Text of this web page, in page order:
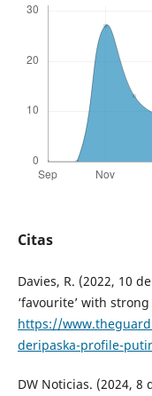
Citas
Davies, R. (2022, 10
‘favourite’ with
https://
deripaska-profile-
DW Noticias. (2024, 8